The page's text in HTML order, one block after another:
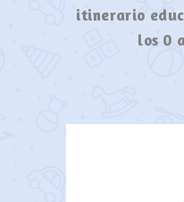
itinerario
los 0